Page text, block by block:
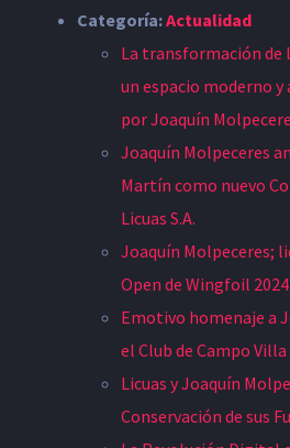
Categoría:Actualidad
La transformación de
un espacio moderno y
por Joaquín
Joaquín Molpeceres
Martín como nuevo
Licuas S.A.
Joaquín Molpeceres;
Open de Wingfoil
Emotivo homenaje a
el Club de Campo Villa
Licuas y Joaquín
Conservación de sus